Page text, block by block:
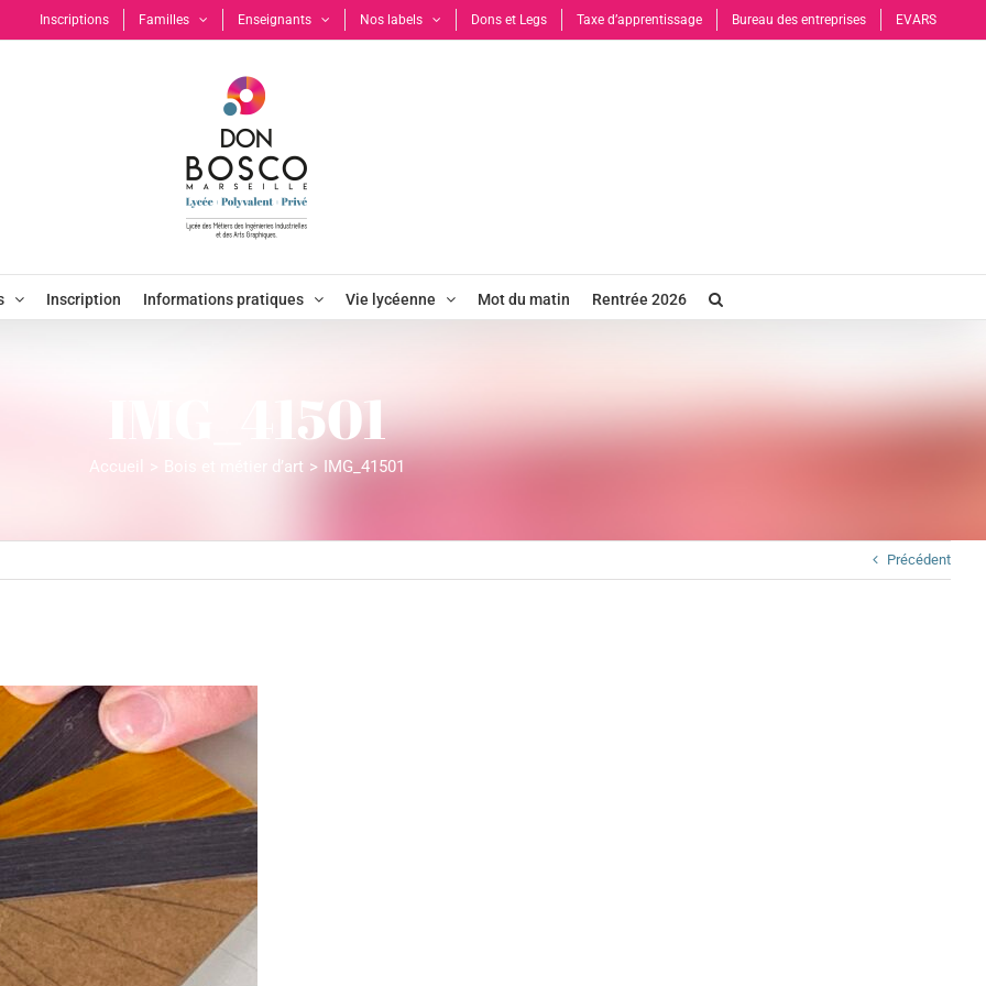
Inscriptions Familles Enseignants Nos labels Dons et Legs Taxe d’apprentissage Bureau des entreprises EVARS
Inscription Informations pratiques Vie lycéenne Mot du matin Rentrée 2026
IMG_41501
Accueil Bois et métier d’art IMG_41501
Précédent